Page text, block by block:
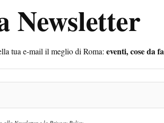
tua e-mail il meglio di Roma: eventi, cose da